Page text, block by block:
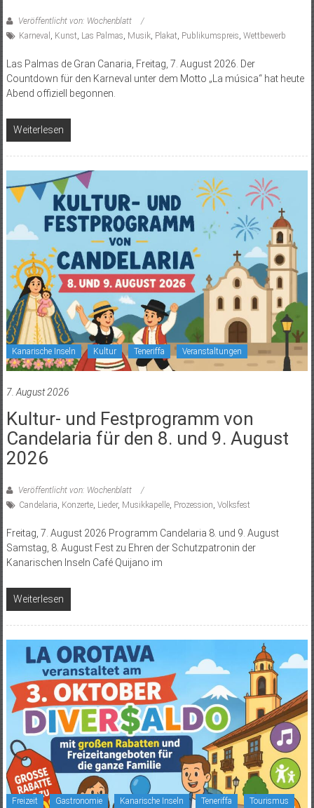
Veröffentlicht von: Wochenblatt
Karneval
Kunst Las Palmas Musik, Plakat Publikumspreis Wettbewerb
Las Palmas de Gran Canaria, Freitag, 7. August 2026. Der
Countdown für den Karneval unter dem Motto „La música“ hat heute
Abend offiziell begonnen.
Weiterlesen
Kanarische Inseln Kultur Teneriffa Veranstaltungen
7. August 2026
Kultur- und Festprogramm von
Candelaria für den 8. und 9. August
2026
Veröffentlicht von: Wochenblatt
Candelaria, Konzerte, Lieder, Musikkapelle, Prozession, Volksfest
Freitag, 7. August 2026 Programm Candelaria 8. und 9. August
Samstag, 8. August Fest zu Ehren der Schutzpatronin der
Kanarischen Inseln Café Quijano im
Weiterlesen
Freizeit Gastronomie Kanarische Inseln Teneriffa Tourismus